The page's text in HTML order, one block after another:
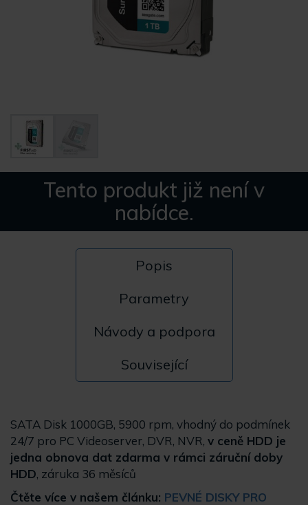
Tento produkt již není v
nabídce.
Popis
Parametry
Návody a podpora
Související
SATA Disk 1000GB, 5900 rpm, vhodný do podmínek
24/7 pro PC Videoserver, DVR, NVR, v ceně HDD je
jedna obnova dat zdarma v rámci záruční doby
HDD, záruka 36 měsíců
Čtěte více v našem článku: PEVNÉ DISKY PRO